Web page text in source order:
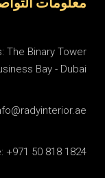
The Binary Tower
Bay - Dubai
+971 50 818 1824